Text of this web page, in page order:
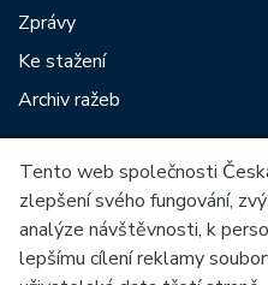
Zprávy
Ke stažení
Archiv ražeb
Mezi naše partnery patří:
Tento web společnosti
zlepšení svého fungování,
analýze návštěvnosti, k
lepšímu cílení reklamy